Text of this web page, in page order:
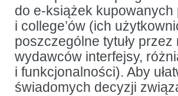
do e-książek
i college’ów (ich
poszczególne tytuły
wydawców interfejsy,
i funkcjonalności). Aby
świadomych decyzji